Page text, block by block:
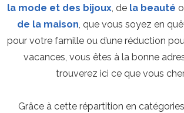
la mode et des bijoux, de la beauté
de la maison, que vous soyez en
pour votre famille ou d’une réduction
vacances, vous êtes à la bonne
trouverez ici ce que vous
Grâce à cette répartition en